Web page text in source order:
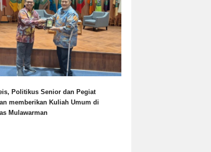
Politikus Senior dan Pegiat
memberikan Kuliah Umum di
Mulawarman